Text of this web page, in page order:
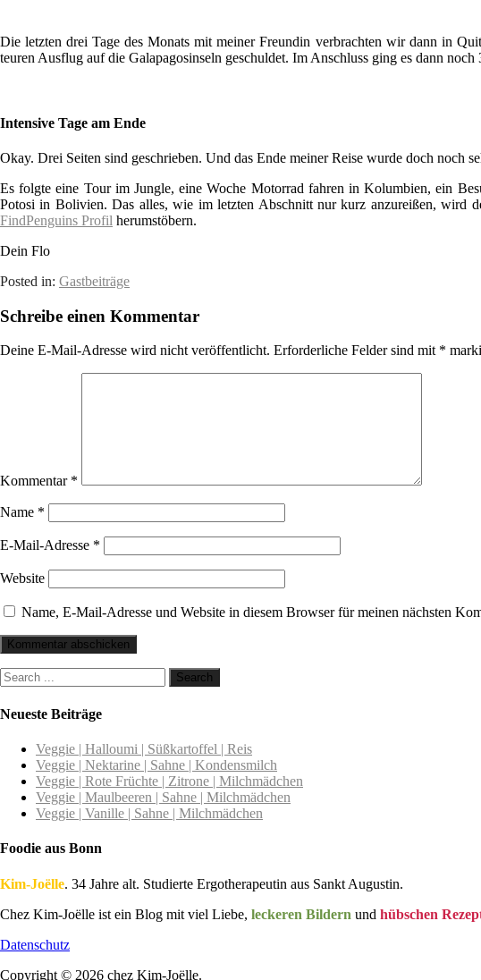
Die letzten drei Tage des Monats mit meiner Freundin verbrachten wir dann in
teuren Ausflug auf die Galapagosinseln geschuldet. Im Anschluss ging es dann
Intensive Tage am Ende
Okay. Drei Seiten sind geschrieben. Und das Ende meiner Reise wurde doch noch
Es folgte eine Tour im Jungle, eine Woche Motorrad fahren in Kolumbien, ein
Potosi in Bolivien. Das alles, wie im letzten Abschnitt nur kurz anzureißen, wird
FindPenguins Profil herumstöbern.
Dein Flo
Posted in: Gastbeiträge
Schreibe einen Kommentar
Deine E-Mail-Adresse wird nicht veröffentlicht. Erforderliche Felder sind mit *
Kommentar *
Name *
E-Mail-Adresse *
Website
Name, E-Mail-Adresse und Website in diesem Browser für meinen nächsten
Neueste Beiträge
Veggie | Halloumi | Süßkartoffel | Reis
Veggie | Nektarine | Sahne | Kondensmilch
Veggie | Rote Früchte | Zitrone | Milchmädchen
Veggie | Maulbeeren | Sahne | Milchmädchen
Veggie | Vanille | Sahne | Milchmädchen
Foodie aus Bonn
Kim-Joëlle. 34 Jahre alt. Studierte Ergotherapeutin aus Sankt Augustin.
Chez Kim-Joëlle ist ein Blog mit viel Liebe, leckeren Bildern und hübschen
Datenschutz
Copyright © 2026 chez Kim-Joëlle.